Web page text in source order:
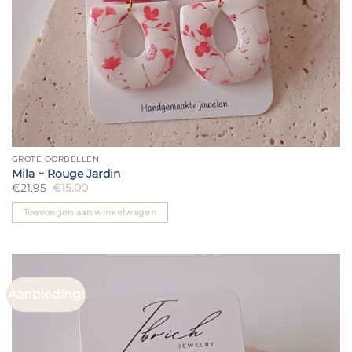
GROTE OORBELLEN
Mila ~ Rouge Jardin
€21.95 Oorspronkelijke
was:
€21.95.
€15.00Huidige
is:
€15.00.
Toevoegen aan winkelwagen
Aanbieding!